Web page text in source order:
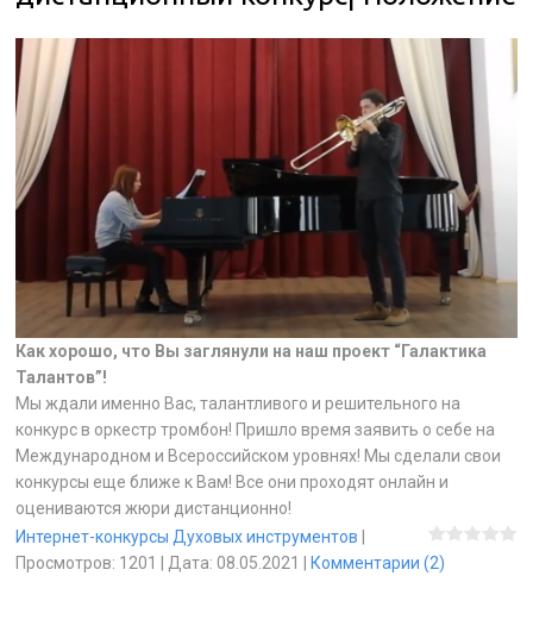
Как хорошо, что Вы заглянули на наш проект “Галактика
Талантов”!
Мы ждали именно Вас, талантливого и решительного на
конкурс в оркестр тромбон! Пришло время заявить о себе на
Международном и Всероссийском уровнях! Мы сделали свои
конкурсы еще ближе к Вам! Все они проходят онлайн и
оцениваются жюри дистанционно!
Интернет-конкурсы Духовых инструментов
Просмотров: 1201 Дата: 08.05.2021 Комментарии (2)